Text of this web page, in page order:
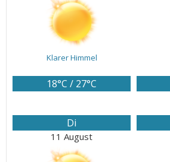
Klarer Himmel
18°C / 27°C
Di
11 August